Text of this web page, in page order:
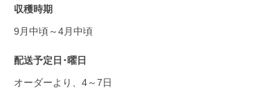
収穫時期
9月中頃～4月中頃
配送予定日･曜日
オーダーより、4～7日